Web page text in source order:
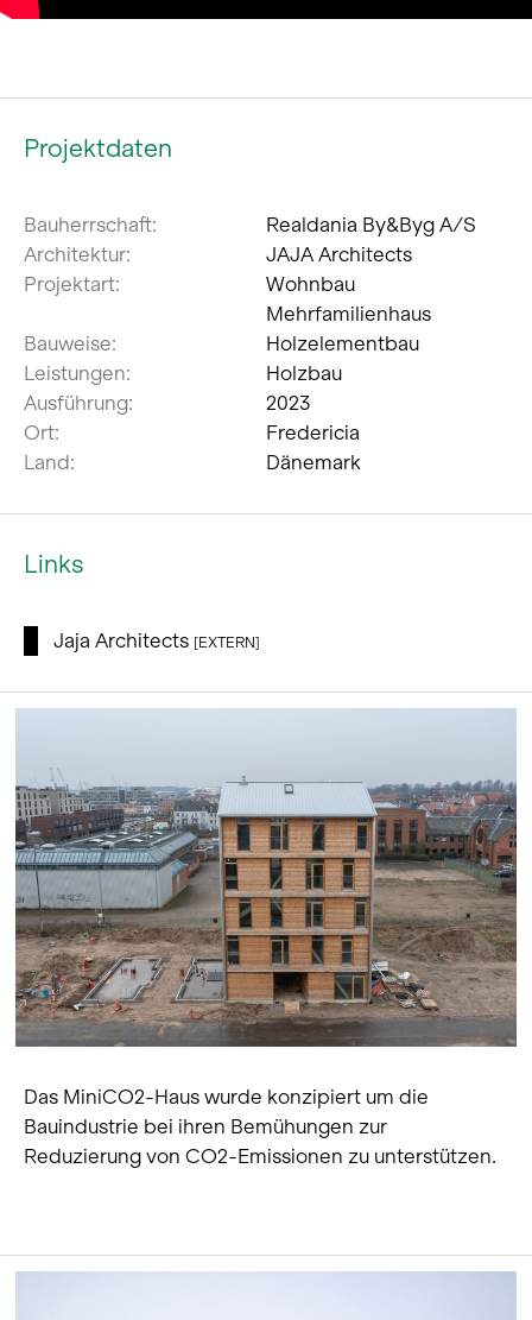
Projektdaten
Bauherrschaft:
Realdania By&Byg A/S
Architektur:
JAJA Architects
Projektart:
Wohnbau
Mehrfamilienhaus
Bauweise:
Holzelementbau
Leistungen:
Holzbau
Ausführung:
2023
Ort:
Fredericia
Land:
Dänemark
Links
Jaja Architects [EXTERN]
Das MiniCO2-Haus wurde konzipiert um die
Bauindustrie bei ihren Bemühungen zur
Reduzierung von CO2-Emissionen zu unterstützen.